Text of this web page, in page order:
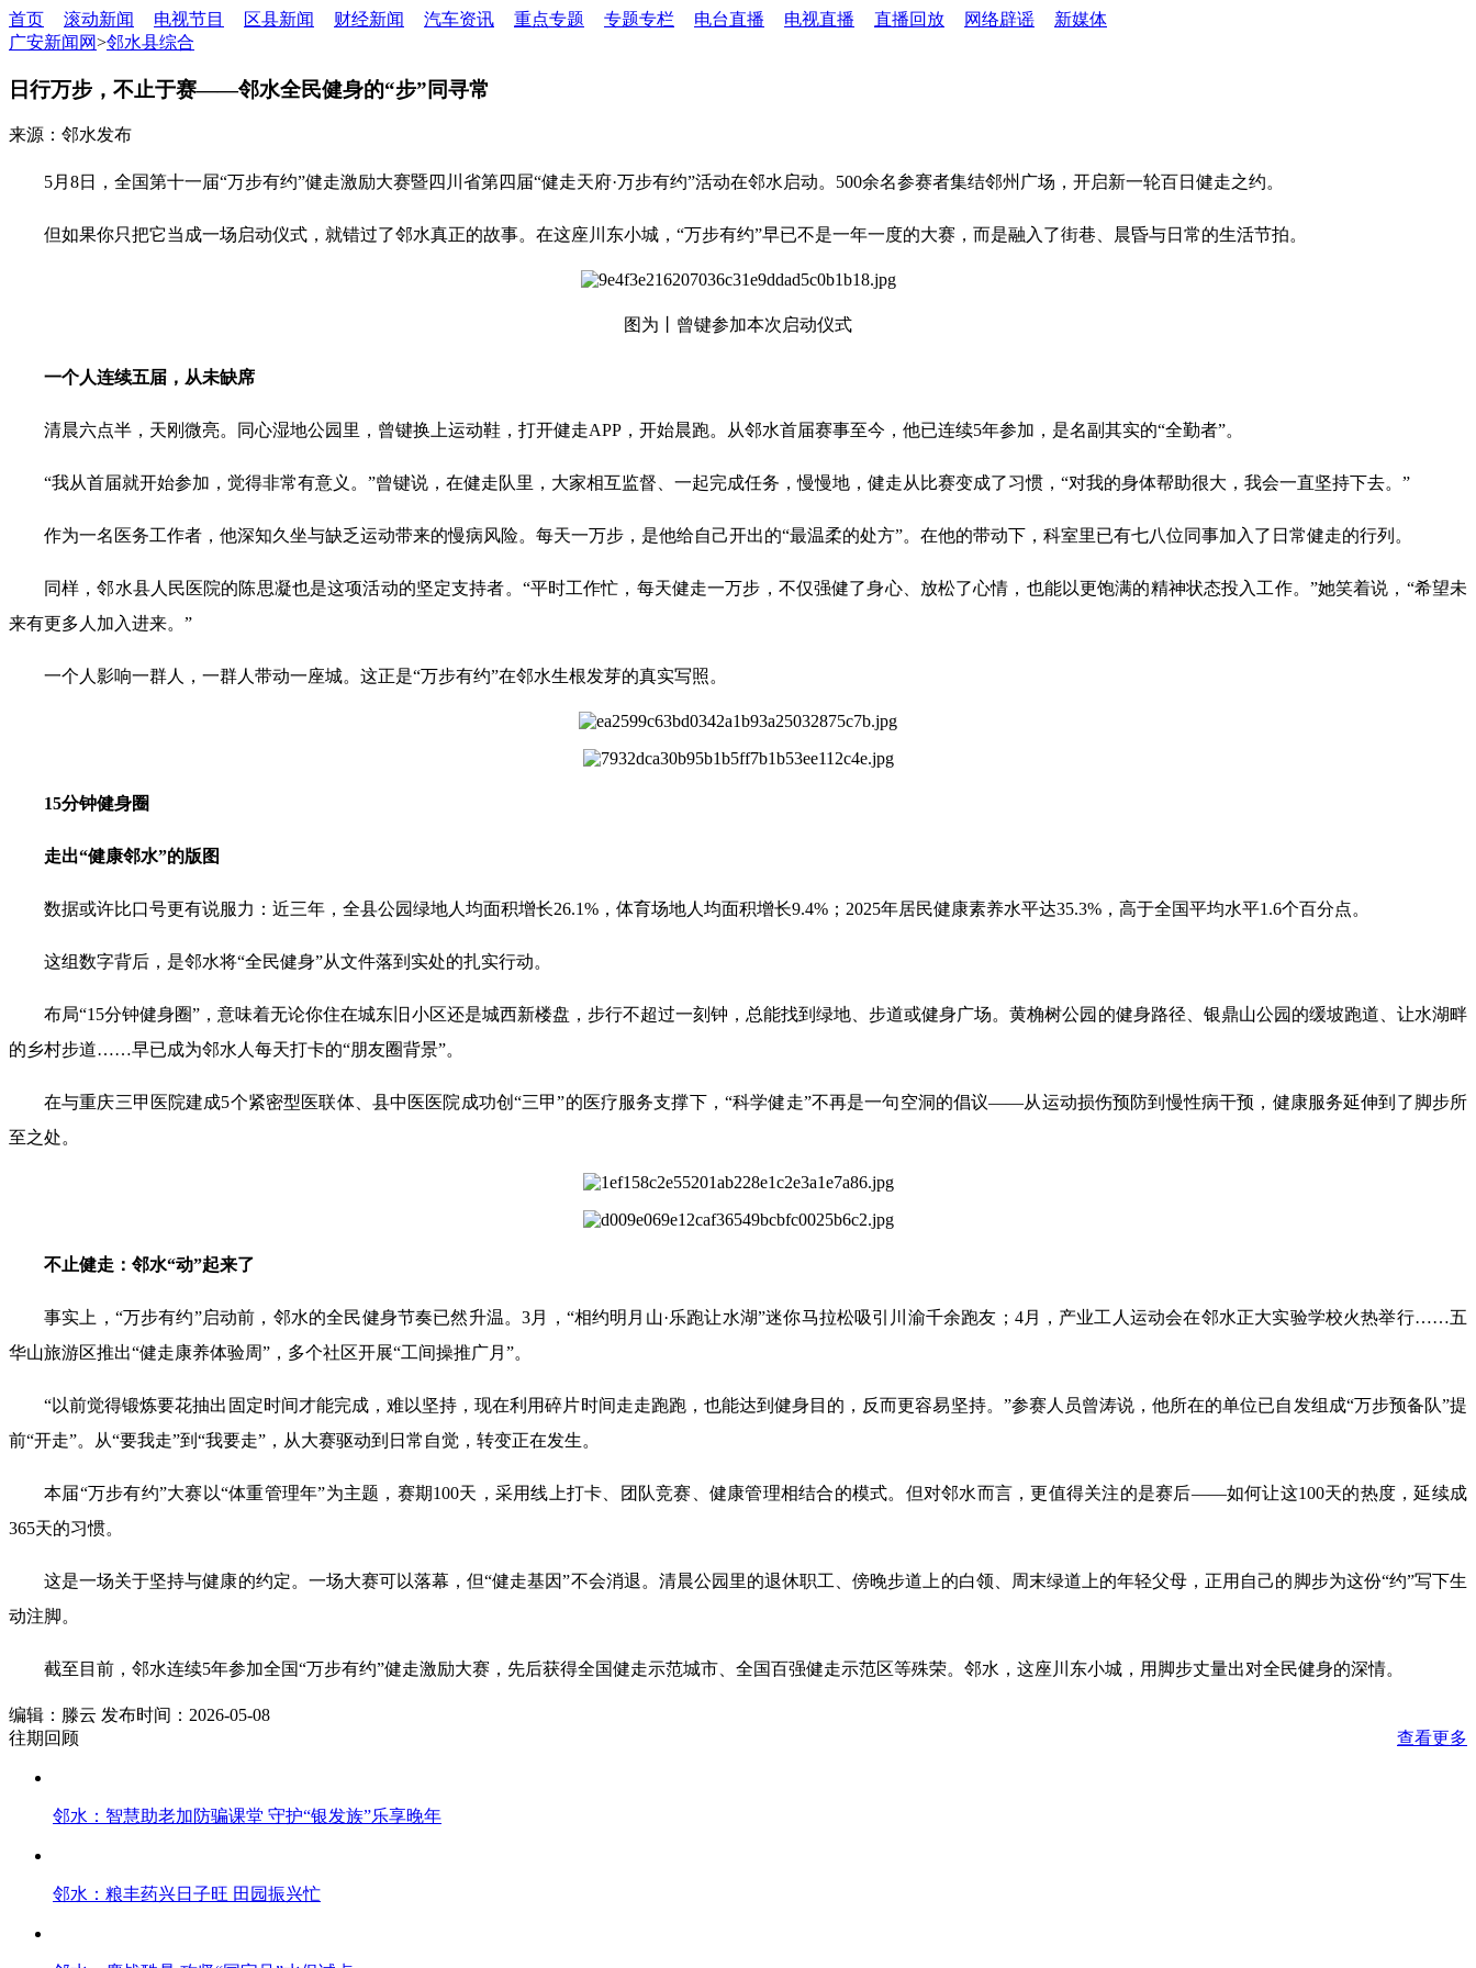
首页 滚动新闻 电视节目 区县新闻 财经新闻 汽车资讯 重点专题 专题专栏 电台直播 电视直播 直播回放 网络辟谣
新媒体
广安新闻网>邻水县综合
日行万步，不止于赛——邻水全民健身的“步”同寻常
来源：邻水发布
5月8日，全国第十一届“万步有约”健走激励大赛暨四川省第四届“健走天府·万步有约”活动在邻水启动。500余名参赛者集结邻州广场，开启新一轮百日健走之约。
但如果你只把它当成一场启动仪式，就错过了邻水真正的故事。在这座川东小城，“万步有约”早已不是一年一度的大赛，而是融入了街巷、晨昏与日常的生活节拍。
图为丨曾键参加本次启动仪式
一个人连续五届，从未缺席
清晨六点半，天刚微亮。同心湿地公园里，曾键换上运动鞋，打开健走APP，开始晨跑。从邻水首届赛事至今，他已连续5年参加，是名副其实的“全勤者”。
“我从首届就开始参加，觉得非常有意义。”曾键说，在健走队里，大家相互监督、一起完成任务，慢慢地，健走从比赛变成了习惯，“对我的身体帮助很大，我会一直坚持下去。”
作为一名医务工作者，他深知久坐与缺乏运动带来的慢病风险。每天一万步，是他给自己开出的“最温柔的处方”。在他的带动下，科室里已有七八位同事加入了日常健走的行列。
同样，邻水县人民医院的陈思凝也是这项活动的坚定支持者。“平时工作忙，每天健走一万步，不仅强健了身心、放松了心情，也能以更饱满的精神状态投入工作。”她笑着说，“希望未
来有更多人加入进来。”
一个人影响一群人，一群人带动一座城。这正是“万步有约”在邻水生根发芽的真实写照。
15分钟健身圈
走出“健康邻水”的版图
数据或许比口号更有说服力：近三年，全县公园绿地人均面积增长26.1%，体育场地人均面积增长9.4%；2025年居民健康素养水平达35.3%，高于全国平均水平1.6个百分点。
这组数字背后，是邻水将“全民健身”从文件落到实处的扎实行动。
布局“15分钟健身圈”，意味着无论你住在城东旧小区还是城西新楼盘，步行不超过一刻钟，总能找到绿地、步道或健身广场。黄桷树公园的健身路径、银鼎山公园的缓坡跑道、让水湖畔
的乡村步道……早已成为邻水人每天打卡的“朋友圈背景”。
在与重庆三甲医院建成5个紧密型医联体、县中医医院成功创“三甲”的医疗服务支撑下，“科学健走”不再是一句空洞的倡议——从运动损伤预防到慢性病干预，健康服务延伸到了脚步所
至之处。
不止健走：邻水“动”起来了
事实上，“万步有约”启动前，邻水的全民健身节奏已然升温。3月，“相约明月山·乐跑让水湖”迷你马拉松吸引川渝千余跑友；4月，产业工人运动会在邻水正大实验学校火热举行……五
华山旅游区推出“健走康养体验周”，多个社区开展“工间操推广月”。
“以前觉得锻炼要花抽出固定时间才能完成，难以坚持，现在利用碎片时间走走跑跑，也能达到健身目的，反而更容易坚持。”参赛人员曾涛说，他所在的单位已自发组成“万步预备队”提
前“开走”。从“要我走”到“我要走”，从大赛驱动到日常自觉，转变正在发生。
本届“万步有约”大赛以“体重管理年”为主题，赛期100天，采用线上打卡、团队竞赛、健康管理相结合的模式。但对邻水而言，更值得关注的是赛后——如何让这100天的热度，延续成
365天的习惯。
这是一场关于坚持与健康的约定。一场大赛可以落幕，但“健走基因”不会消退。清晨公园里的退休职工、傍晚步道上的白领、周末绿道上的年轻父母，正用自己的脚步为这份“约”写下生
动注脚。
截至目前，邻水连续5年参加全国“万步有约”健走激励大赛，先后获得全国健走示范城市、全国百强健走示范区等殊荣。邻水，这座川东小城，用脚步丈量出对全民健身的深情。
编辑：滕云 发布时间：2026-05-08
往期回顾
查看更多
邻水：智慧助老加防骗课堂 守护“银发族”乐享晚年
邻水：粮丰药兴日子旺 田园振兴忙